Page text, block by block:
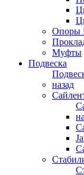
Опоры
Муфты
Подвеска
назад